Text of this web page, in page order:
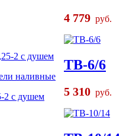
4 779 руб.
ТВ-6/6
5 310 руб.
наливные
2 с душем